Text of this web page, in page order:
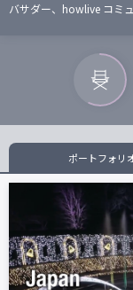
バサダー、howlive コミ
ポートフォリ